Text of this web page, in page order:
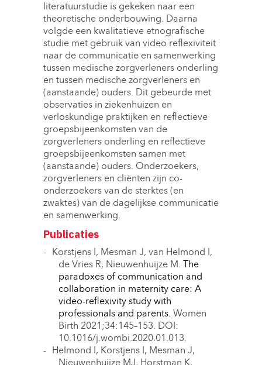
literatuurstudie is gekeken naar een
theoretische onderbouwing. Daarna
volgde een kwalitatieve etnografische
studie met gebruik van video reflexiviteit
naar de communicatie en samenwerking
tussen medische zorgverleners onderling
en tussen medische zorgverleners en
(aanstaande) ouders. Dit gebeurde met
observaties in ziekenhuizen en
verloskundige praktijken en reflectieve
groepsbijeenkomsten van de
zorgverleners onderling en reflectieve
groepsbijeenkomsten samen met
(aanstaande) ouders. Onderzoekers,
zorgverleners en cliënten zijn co-
onderzoekers van de sterktes (en
zwaktes) van de dagelijkse communicatie
en samenwerking.
Publicaties
Korstjens I, Mesman J, van Helmond I,
de Vries R, Nieuwenhuijze M.
The
paradoxes of communication and
collaboration in maternity care: A
video-reflexivity study with
professionals and parents. Women
Birth 2021;34:145–153. DOI:
10.1016/j.wombi.2020.01.013.
Helmond I, Korstjens I, Mesman J,